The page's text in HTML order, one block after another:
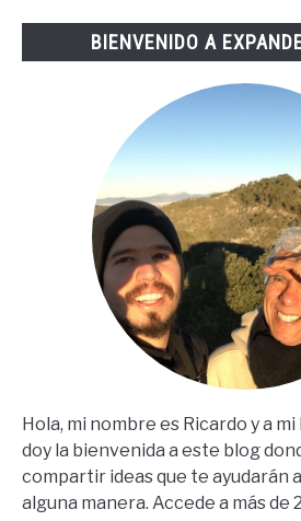
Steps
BIENVENIDO A
Hola, mi nombre es Ricardo y a mi
doy la bienvenida a este blog
compartir ideas que te ayudarán
alguna manera. Accede a más de